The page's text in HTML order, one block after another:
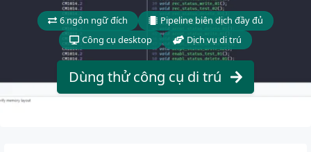
6 ngôn ngữ đích
Pipeline biên dịch đầy đủ
Công cụ desktop
Dịch vụ di trú
Dùng thử công cụ di trú